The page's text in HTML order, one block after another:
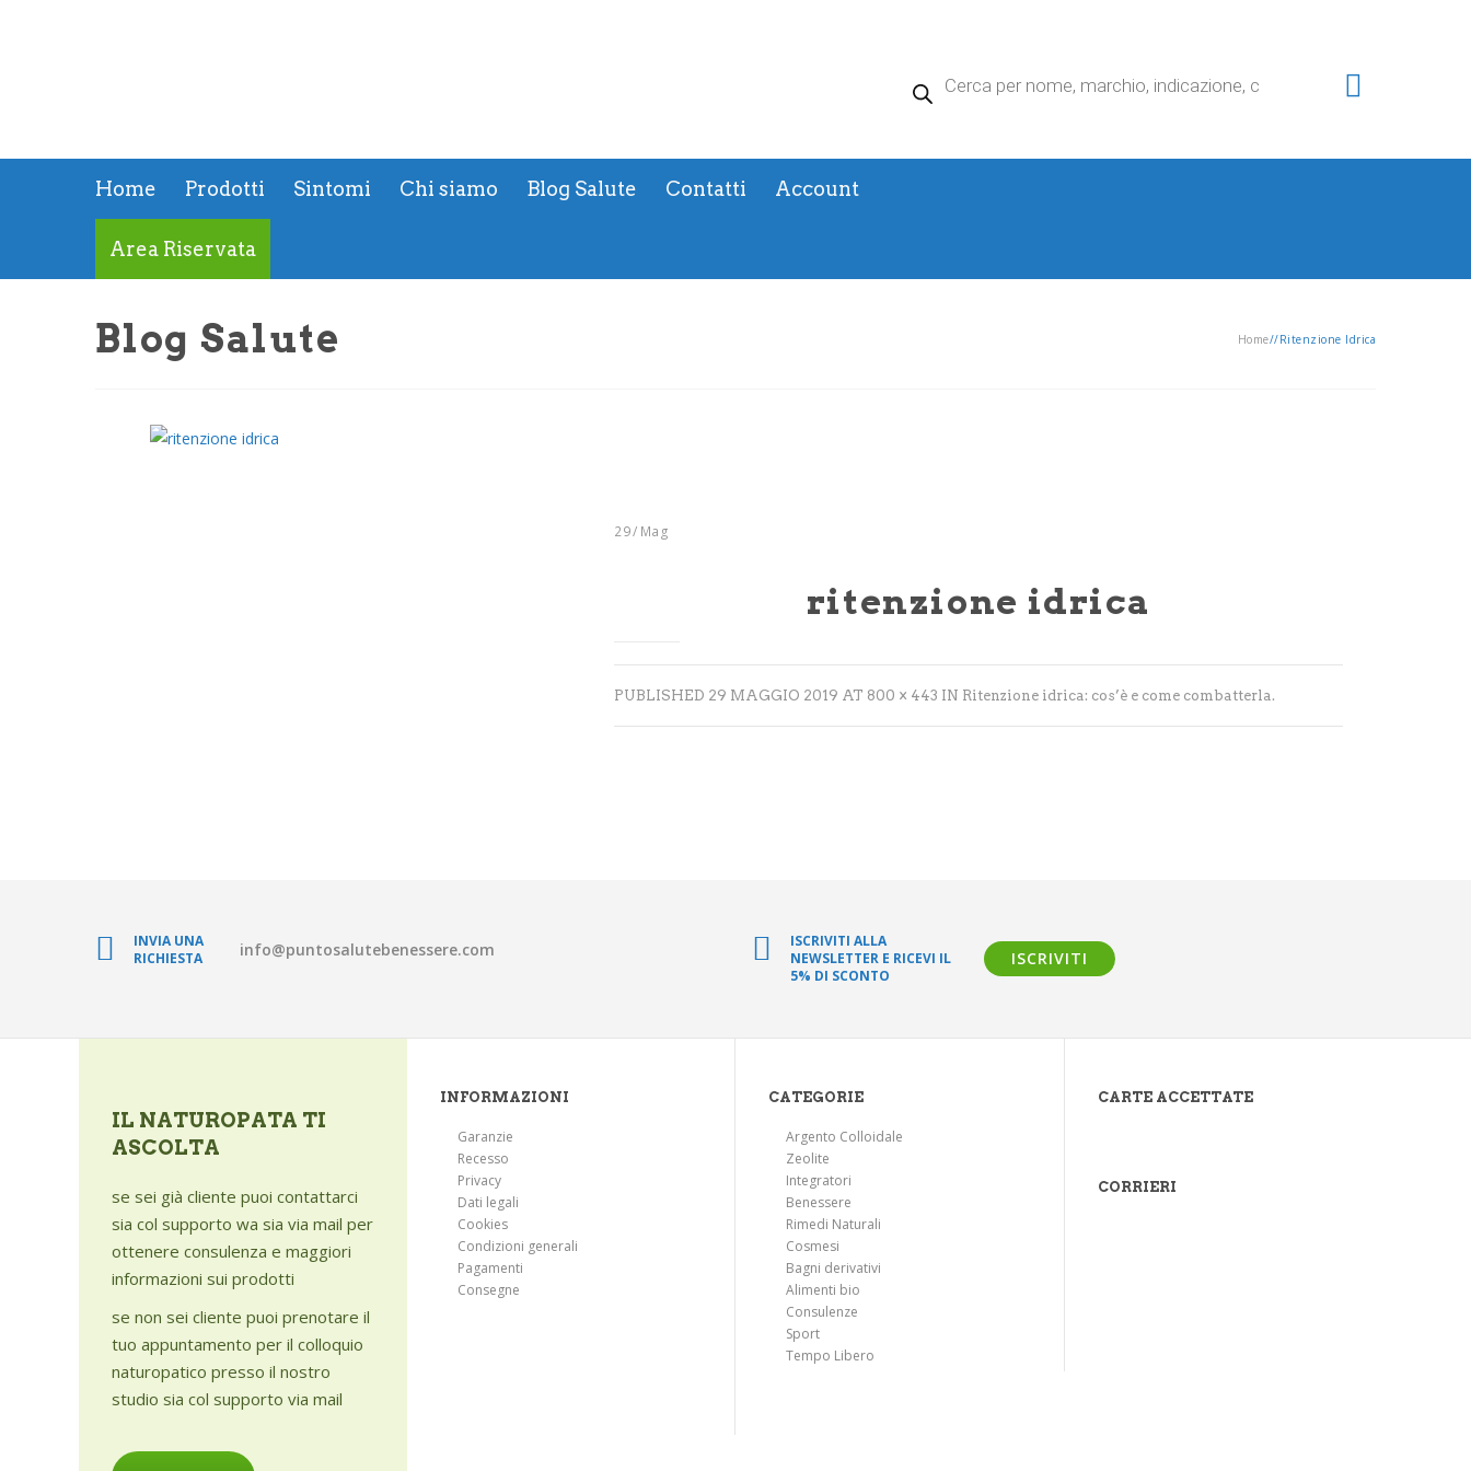
Home Prodotti Sintomi Chi siamo Blog Salute Contatti Account
Area Riservata
Blog Salute Home//Ritenzione Idrica
29/ Mag
ritenzione idrica
PUBLISHED 29 MAGGIO 2019 AT 800 × 443 IN Ritenzione idrica: cos’è e come combatterla .
INVIA UNA
RICHIESTA
info@puntosalutebenessere.com
ISCRIVITI ALLA
NEWSLETTER E RICEVI IL
5% DI SCONTO
ISCRIVITI
IL NATUROPATA TI
ASCOLTA
se sei già cliente puoi contattarci
sia col supporto wa sia via mail per
ottenere consulenza e maggiori
informazioni sui prodotti
se non sei cliente puoi prenotare il
tuo appuntamento per il colloquio
naturopatico presso il nostro
studio sia col supporto via mail
INFORMAZIONI
Garanzie
Recesso
Privacy
Dati legali
Cookies
Condizioni generali
Pagamenti
Consegne
CATEGORIE
Argento Colloidale
Zeolite
Integratori
Benessere
Rimedi Naturali
Cosmesi
Bagni derivativi
Alimenti bio
Consulenze
Sport
Tempo Libero
CARTE ACCETTATE
CORRIERI